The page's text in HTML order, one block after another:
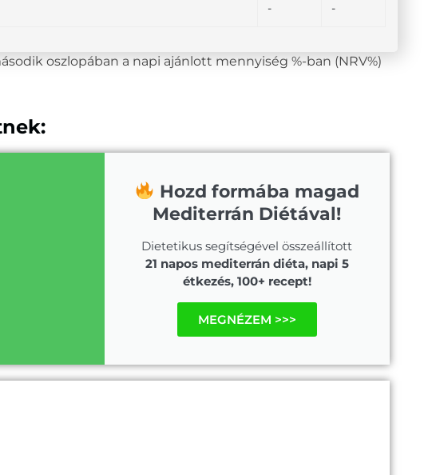
- -
oszlopában a napi ajánlott mennyiség %-ban (NRV%)
Hozd formába magad
Mediterrán Diétával!
Dietetikus segítségével összeállított
21 napos mediterrán diéta, napi 5
étkezés, 100+ recept!
MEGNÉZEM >>>